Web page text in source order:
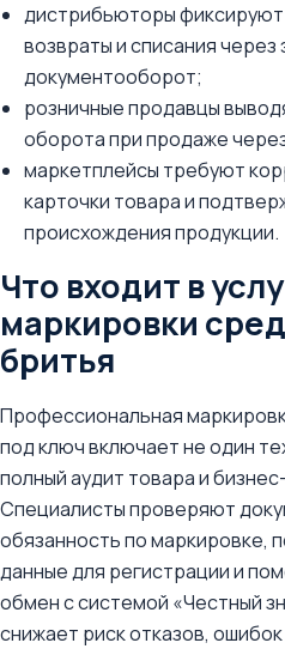
дистрибьюторы фиксируют
возвраты и списания через
документооборот;
розничные продавцы
оборота при продаже
маркетплейсы требуют
карточки товара и
происхождения продукции.
Что входит в
маркировки
бритья
Профессиональная
под ключ включает не один
полный аудит товара и
Специалисты проверяют
обязанность по маркировке,
данные для регистрации и
обмен с системой «Честный
снижает риск отказов,